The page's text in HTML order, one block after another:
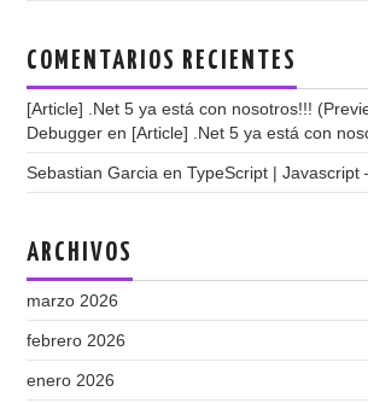
COMENTARIOS RECIENTES
[Article] .Net 5 ya está con nosotros!!!
Debugger en [Article] .Net 5 ya está con
Sebastian Garcia enTypeScript | Javascript
ARCHIVOS
marzo 2026
febrero 2026
enero 2026